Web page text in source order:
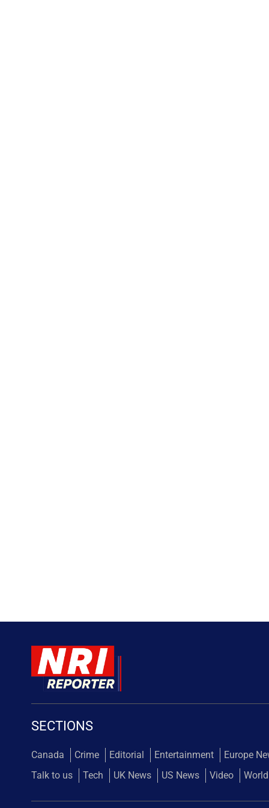
SECTIONS
Canada Crime Editorial Entertainment Europe
Talk to us
Tech UK News US News Video